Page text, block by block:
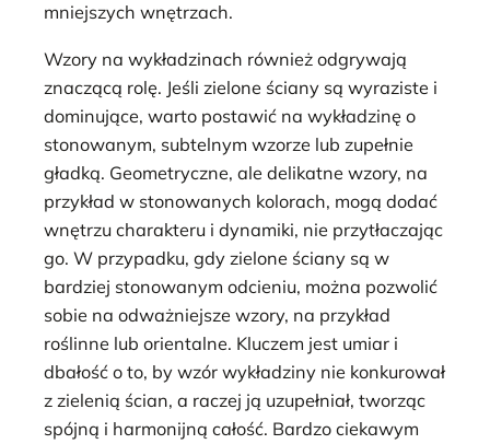
mniejszych wnętrzach.
Wzory na wykładzinach również odgrywają
znaczącą rolę. Jeśli zielone ściany są wyraziste i
dominujące, warto postawić na wykładzinę o
stonowanym, subtelnym wzorze lub zupełnie
gładką. Geometryczne, ale delikatne wzory, na
przykład w stonowanych kolorach, mogą dodać
wnętrzu charakteru i dynamiki, nie przytłaczając
go. W przypadku, gdy zielone ściany są w
bardziej stonowanym odcieniu, można pozwolić
sobie na odważniejsze wzory, na przykład
roślinne lub orientalne. Kluczem jest umiar i
dbałość o to, by wzór wykładziny nie konkurował
z zielenią ścian, a raczej ją uzupełniał, tworząc
spójną i harmonijną całość. Bardzo ciekawym